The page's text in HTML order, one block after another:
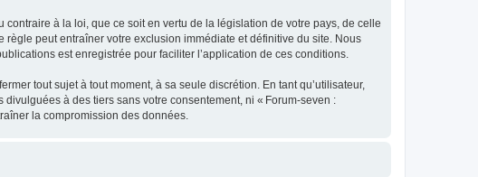
à la loi, que ce soit en vertu de la législation de votre pays, de celle
peut entraîner votre exclusion immédiate et définitive du site. Nous
est enregistrée pour faciliter l’application de ces conditions.
tout sujet à tout moment, à sa seule discrétion. En tant qu’utilisateur,
à des tiers sans votre consentement, ni « Forum-seven :
la compromission des données.